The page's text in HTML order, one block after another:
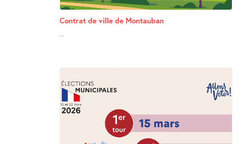
Contrat de ville de Montauban
...